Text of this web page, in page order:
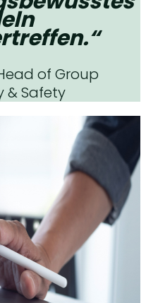
of Group
& Safety